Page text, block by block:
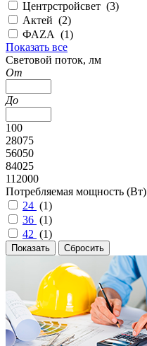
Центрстройсвет (3)
Актей (2)
ФАZА (1)
Показать все
Cветовой поток, лм
От
До
100
28075
56050
84025
112000
Потребляемая мощность (Вт)
24 (1)
36 (1)
42 (1)